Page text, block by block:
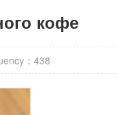
кофе
： 438